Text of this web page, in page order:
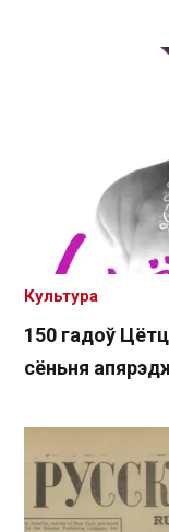
150 гадоў
сёньня
Культура